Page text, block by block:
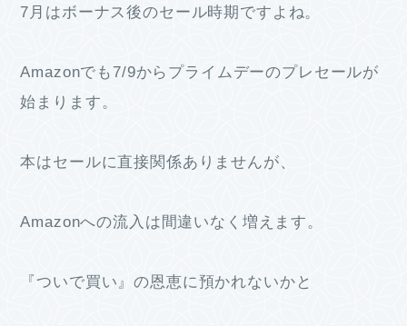
7月はボーナス後のセール時期ですよね。
Amazonでも7/9からプライムデーのプレセールが
始まります。
本はセールに直接関係ありませんが、
Amazonへの流入は間違いなく増えます。
『ついで買い』の恩恵に預かれないかと